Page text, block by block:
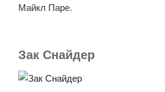
Майкл Паре.
Зак Снайдер